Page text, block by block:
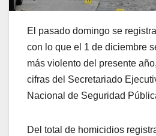
El pasado domingo se
con lo que el 1 de diciembre
más violento del presente
cifras del Secretariado
Nacional de Seguridad
Del total de homicidios